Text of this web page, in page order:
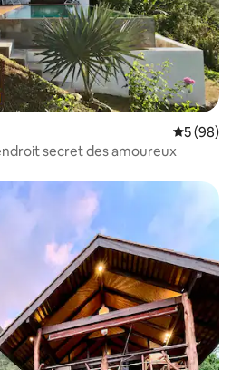
5 (98)
secret des amoureux